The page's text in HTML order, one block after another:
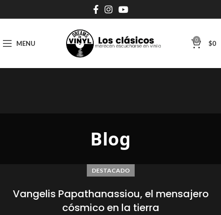
MENU 0 $0
Blog
DESTACADO
Vangelis Papathanassiou, el mensajero
cósmico en la tierra